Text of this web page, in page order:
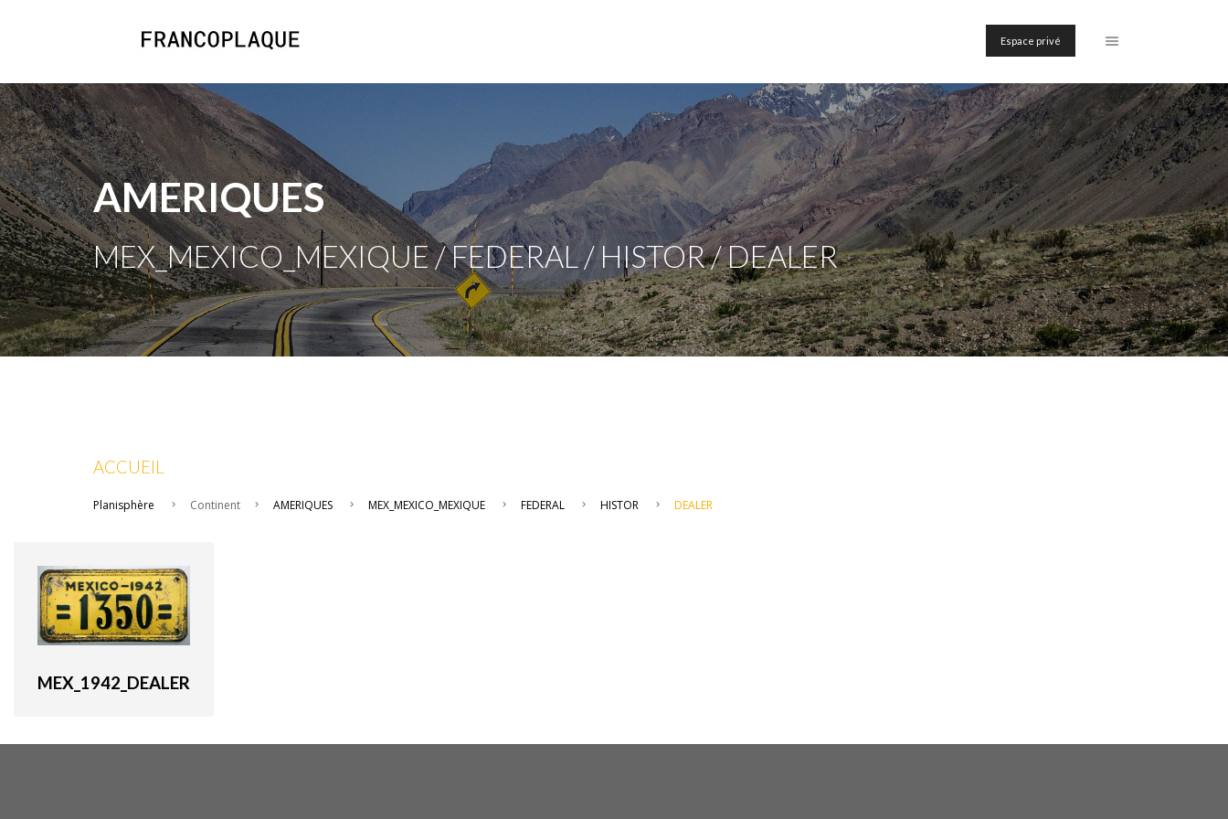
Espace privé
AMERIQUES
MEX_MEXICO_MEXIQUE / FEDERAL / HISTOR / DEALER
ACCUEIL
Planisphère Continent AMERIQUES MEX_MEXICO_MEXIQUE FEDERAL HISTOR DEALER
MEX_1942_DEALER